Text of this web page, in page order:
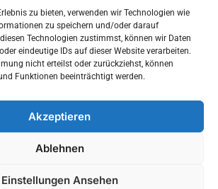
zu bieten, verwenden wir Technologien wie
zu speichern und/oder darauf
Technologien zustimmst, können wir Daten
eindeutige IDs auf dieser Website verarbeiten.
nicht erteilst oder zurückziehst, können
Funktionen beeinträchtigt werden.
Akzeptieren
Ablehnen
Einstellungen Ansehen
+49 - (0)8546 - 97 39 0
info@provitec.de
www.provitec.com
Trinkwassersysteme e.K | Alle
|Impressum